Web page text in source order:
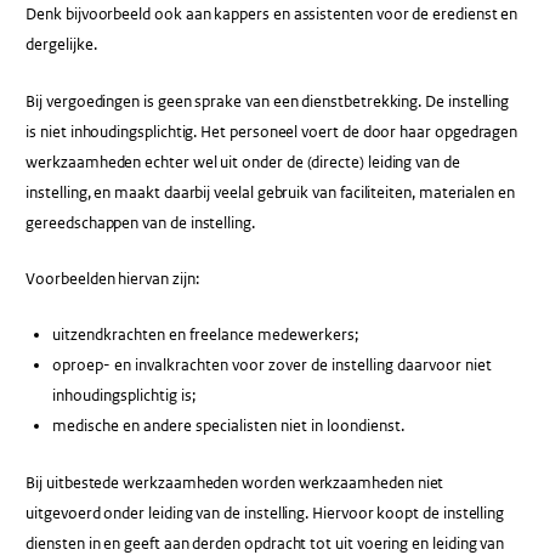
Denk bijvoorbeeld ook aan kappers en assistenten voor de eredienst en
dergelijke.
Bij vergoedingen is geen sprake van een dienstbetrekking. De instelling
is niet inhoudingsplichtig. Het personeel voert de door haar opgedragen
werkzaamheden echter wel uit onder de (directe) leiding van de
instelling, en maakt daarbij veelal gebruik van faciliteiten, materialen en
gereedschappen van de instelling.
Voorbeelden hiervan zijn:
uitzendkrachten en freelance medewerkers;
oproep- en invalkrachten voor zover de instelling daarvoor niet
inhoudingsplichtig is;
medische en andere specialisten niet in loondienst.
Bij uitbestede werkzaamheden worden werkzaamheden niet
uitgevoerd onder leiding van de instelling. Hiervoor koopt de instelling
diensten in en geeft aan derden opdracht tot uit voering en leiding van